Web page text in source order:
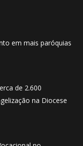
em mais paróquias
de 2.600
na Diocese